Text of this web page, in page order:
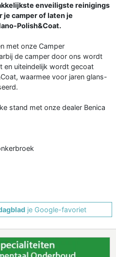
enveiligste reinigings
je camper of laten je
Polish&Coat.
met onze Camper
de camper door ons wordt
en uiteindelijk wordt gecoat
waarmee voor jaren glans-
stand met onze dealer Benica
je Google-favoriet